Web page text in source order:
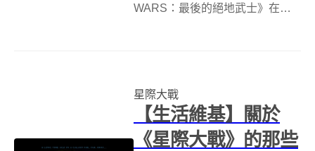
WARS：最後的絕地武士》在台
也難，畢竟多一樣...
星際大戰
【生活維基】關於
《星際大戰》的那些